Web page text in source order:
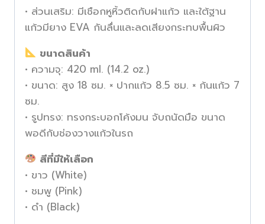
• ส่วนเสริม: มีเชือกหูหิ้วติดกับฝาแก้ว และใต้ฐาน
แก้วมียาง EVA กันลื่นและลดเสียงกระทบพื้นผิว
ขนาดสินค้า
• ความจุ: 420 ml. (14.2 oz.)
• ขนาด: สูง 18 ซม. × ปากแก้ว 8.5 ซม. × ก้นแก้ว 7
ซม.
• รูปทรง: ทรงกระบอกโค้งมน จับถนัดมือ ขนาด
พอดีกับช่องวางแก้วในรถ
สีที่มีให้เลือก
• ขาว (White)
• ชมพู (Pink)
• ดำ (Black)